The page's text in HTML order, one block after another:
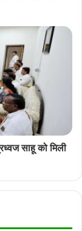
साहू को मिली